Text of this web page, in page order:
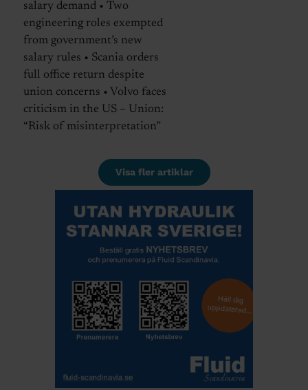
salary demand • Two
engineering roles exempted
from government’s new
salary rules • Scania orders
full office return despite
union concerns • Volvo faces
criticism in the US – Union:
“Risk of misinterpretation”
Visa fler artiklar